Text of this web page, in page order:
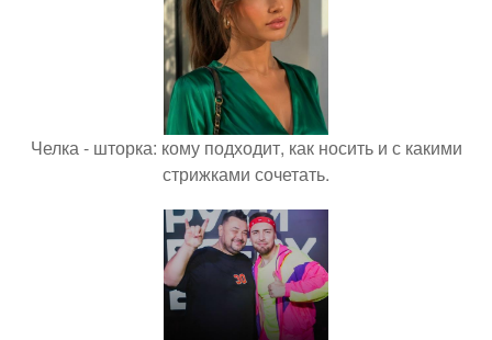
Челка - шторка: кому подходит, как носить и с какими
стрижками сочетать.